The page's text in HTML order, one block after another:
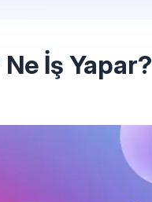
İş Yapar?